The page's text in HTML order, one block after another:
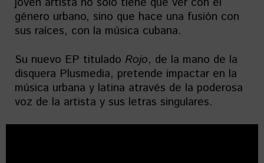
género urbano, sino que hace una fusión con
sus raíces, con la música cubana.
Su nuevo EP titulado Rojo, de la mano de la
disquera Plusmedia, pretende impactar en la
música urbana y latina através de la poderosa
voz de la artista y sus letras singulares.